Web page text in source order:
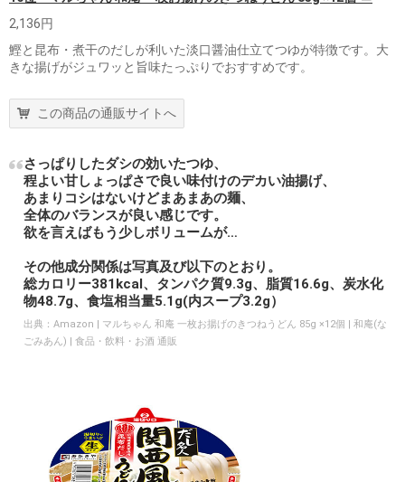
2,136円
鰹と昆布・煮干のだしが利いた淡口醤油仕立てつゆが特徴です。大
きな揚げがジュワッと旨味たっぷりでおすすめです。
この商品の通販サイトへ
さっぱりしたダシの効いたつゆ、
程よい甘しょっぱさで良い味付けのデカい油揚げ、
あまりコシはないけどまあまあの麺、
全体のバランスが良い感じです。
欲を言えばもう少しボリュームが…
その他成分関係は写真及び以下のとおり。
総カロリー381kcal、タンパク質9.3g、脂質16.6g、炭水化
物48.7g、食塩相当量5.1g(内スープ3.2g）
出典： Amazon | マルちゃん 和庵 一枚お揚げのきつねうどん 85g ×12個 | 和庵(な
ごみあん) | 食品・飲料・お酒 通販